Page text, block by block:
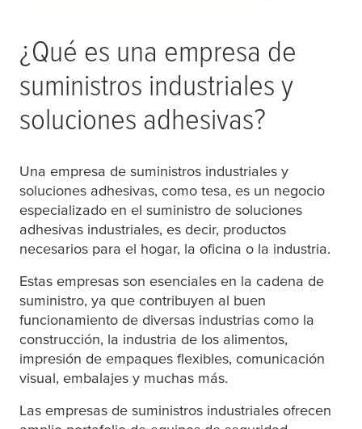
¿Qué es una empresa de
suministros industriales y
soluciones adhesivas?
Una empresa de suministros industriales y
soluciones adhesivas, como tesa, es un negocio
especializado en el suministro de soluciones
adhesivas industriales, es decir, productos
necesarios para el hogar, la oficina o la industria.
Estas empresas son esenciales en la cadena de
suministro, ya que contribuyen al buen
funcionamiento de diversas industrias como la
construcción, la industria de los alimentos,
impresión de empaques flexibles, comunicación
visual, embalajes y muchas más.
Las empresas de suministros industriales ofrecen